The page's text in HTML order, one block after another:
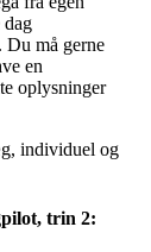
dag
Du må gerne
en
oplysninger
individuel og
trin 2: